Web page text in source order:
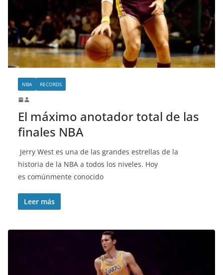
NBA RECORDS
El máximo anotador total de las
finales NBA
Jerry West es una de las grandes estrellas de la
historia de la NBA a todos los niveles. Hoy
es comúnmente conocido
Leer más